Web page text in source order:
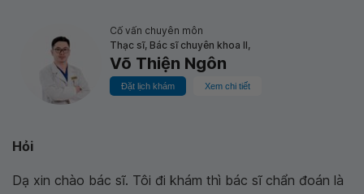
Cố vấn chuyên môn
Thạc sĩ, Bác sĩ chuyên khoa II,
Võ Thiện Ngôn
Đặt lịch khám Xem chi tiết
Hỏi
Dạ xin chào bác sĩ. Tôi đi khám thì bác sĩ chẩn đoán là